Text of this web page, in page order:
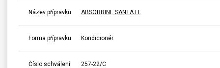
Název přípravku ABSORBINE SANTA FE
Forma přípravku Kondicionér
Číslo schválení 257-22/C